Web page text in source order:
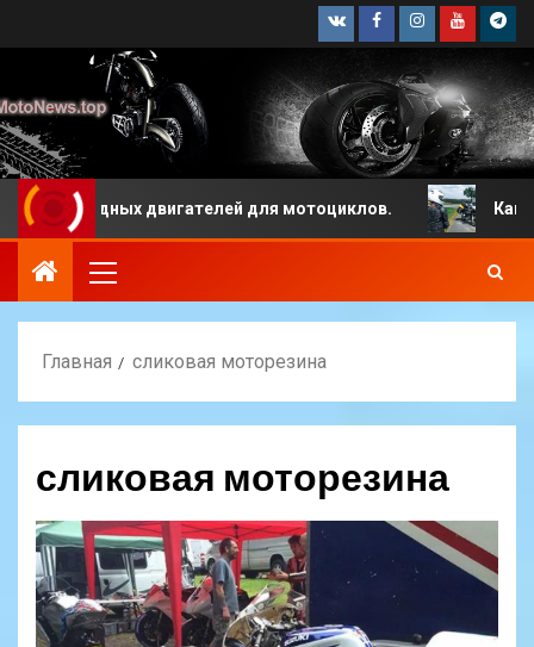
двигателей для мотоциклов. Какая
Главная сликовая моторезина
сликовая моторезина